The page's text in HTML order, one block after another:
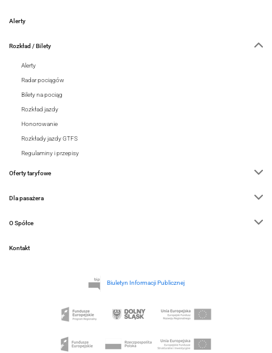
Alerty
Rozkład / Bilety
Alerty
Radar pociągów
Bilety na pociąg
Rozkład jazdy
Honorowanie
Rozkłady jazdy GTFS
Regulaminy i przepisy
Oferty taryfowe
Dla pasażera
O Spółce
Kontakt
Biuletyn Informacji Publicznej